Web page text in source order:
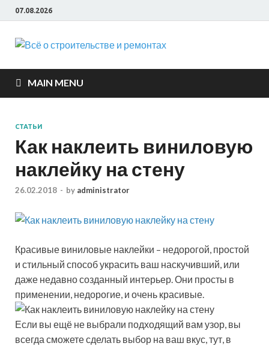
07.08.2026
Всё о
MAIN MENU
СТАТЬИ
Как наклеить виниловую
наклейку на стену
26.02.2018 - by administrator
Красивые виниловые наклейки – недорогой, простой
и стильный способ украсить ваш наскучивший, или
даже недавно созданный интерьер. Они просты в
применении, недорогие, и очень красивые.
Если вы ещё не выбрали подходящий вам узор, вы
всегда сможете сделать выбор на ваш вкус, тут, в